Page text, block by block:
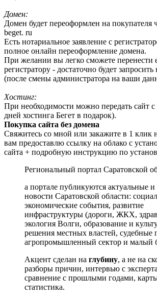
Домен:
Домен будет переоформлен на покупателя
beget. ru
Есть нотариальное заявление с
полное онлайн переоформление домена.
При желании вы легко сможете перенести
регистратору - достаточно будет запросить
(после смены администратора на ваши
Хостинг:
При необходимости можно передать сайт
дней хостинга Бегет в подарок).
Покупка сайта без домена
Свяжитесь со мной или закажите в 1 клик
вам предоставлю ссылку на облако с
сайта + подробную инструкцию по
Региональный портал Саратовской
а портале публикуются актуальные
новости Саратовской области:
экономические события, развитие
инфраструктуры (дороги, ЖКХ,
экология Волги, образование и
решения местных властей, судебные
агропромышленный сектор и малый
Акцент сделан на глубину, а не на
разборы причин, интервью с
сравнение с прошлыми годами,
статистика.